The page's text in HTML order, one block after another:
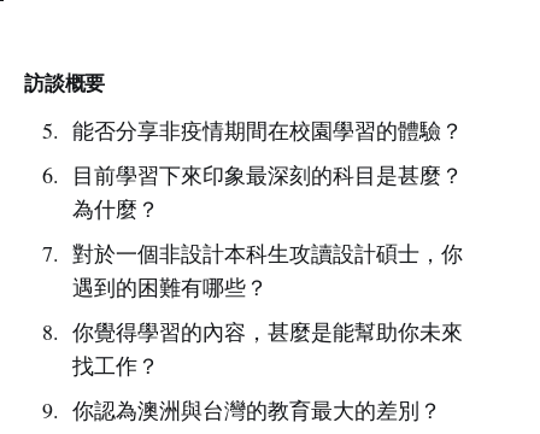
訪談概要
能否分享非疫情期間在校園學習的體驗？
目前學習下來印象最深刻的科目是甚麼？
為什麼？
對於一個非設計本科生攻讀設計碩士，你
遇到的困難有哪些？
你覺得學習的內容，甚麼是能幫助你未來
找工作？
你認為澳洲與台灣的教育最大的差別？